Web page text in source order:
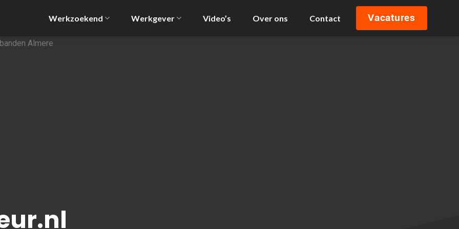
Werkzoekend Werkgever Video’s Over ons Contact Vacatures